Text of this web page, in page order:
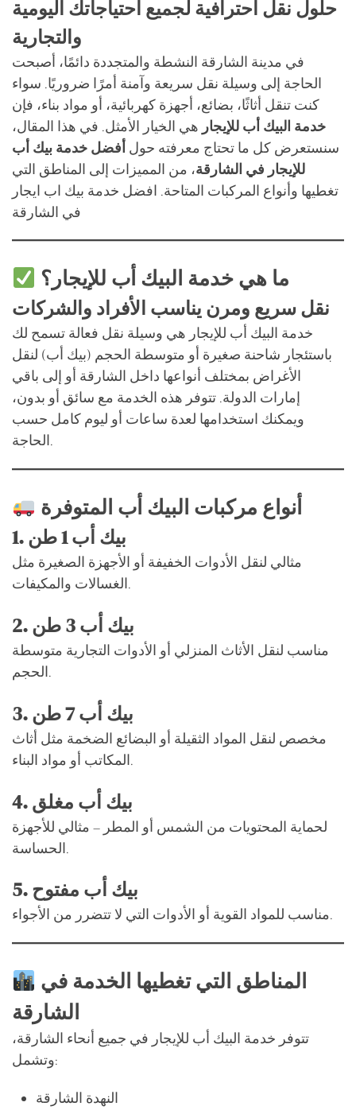
حلول نقل احترافية لجميع احتياجاتك اليومية
والتجارية
في مدينة الشارقة النشطة والمتجددة دائمًا، أصبحت
الحاجة إلى وسيلة نقل سريعة وآمنة أمرًا ضروريًا. سواء
كنت تنقل أثاثًا، بضائع، أجهزة كهربائية، أو مواد بناء، فإن
خدمة البيك أب للإيجار هي الخيار الأمثل. في هذا المقال،
سنستعرض كل ما تحتاج معرفته حول أفضل خدمة بيك أب
للإيجار في الشارقة، من المميزات إلى المناطق التي
تغطيها وأنواع المركبات المتاحة. افضل خدمة بيك اب ايجار
في الشارقة
ما هي خدمة البيك أب للإيجار؟
نقل سريع ومرن يناسب الأفراد والشركات
خدمة البيك أب للإيجار هي وسيلة نقل فعالة تسمح لك
باستئجار شاحنة صغيرة أو متوسطة الحجم (بيك أب) لنقل
الأغراض بمختلف أنواعها داخل الشارقة أو إلى باقي
إمارات الدولة. تتوفر هذه الخدمة مع سائق أو بدون،
ويمكنك استخدامها لعدة ساعات أو ليوم كامل حسب
الحاجة.
أنواع مركبات البيك أب المتوفرة
1. بيك أب 1 طن
مثالي لنقل الأدوات الخفيفة أو الأجهزة الصغيرة مثل
الغسالات والمكيفات.
2. بيك أب 3 طن
مناسب لنقل الأثاث المنزلي أو الأدوات التجارية متوسطة
الحجم.
3. بيك أب 7 طن
مخصص لنقل المواد الثقيلة أو البضائع الضخمة مثل أثاث
المكاتب أو مواد البناء.
4. بيك أب مغلق
لحماية المحتويات من الشمس أو المطر – مثالي للأجهزة
الحساسة.
5. بيك أب مفتوح
مناسب للمواد القوية أو الأدوات التي لا تتضرر من الأجواء.
الشارقة
تتوفر خدمة البيك أب للإيجار في جميع أنحاء الشارقة،
وتشمل:
النهدة الشارقة